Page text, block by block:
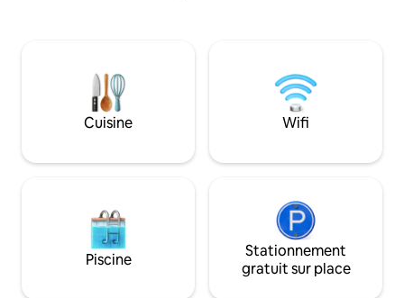
quatre chambres avec un total de 10 lits,
d'une mezzanine, d'une salle de bain
moderne avec douche à l'italienne et
d'un salon spacieux avec cheminée. Un
supplémentaire.
Cuisine Wifi
Piscine
Stationnement
gratuit sur place